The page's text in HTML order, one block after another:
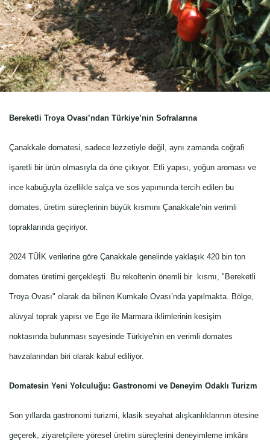
Bereketli Troya Ovası’ndan Türkiye’nin Sofralarına
Çanakkale domatesi, sadece lezzetiyle değil, aynı zamanda coğrafi
işaretli bir ürün olmasıyla da öne çıkıyor. Etli yapısı, yoğun aroması ve
ince kabuğuyla özellikle salça ve sos yapımında tercih edilen bu
domates, üretim süreçlerinin büyük kısmını Çanakkale’nin verimli
topraklarında geçiriyor.
2024 TÜİK verilerine göre Çanakkale genelinde yaklaşık 420 bin ton
domates üretimi gerçekleşti. Bu rekoltenin önemli bir kısmı, "Bereketli
Troya Ovası" olarak da bilinen Kumkale Ovası’nda yapılmakta. Bölge,
alüvyal toprak yapısı ve Ege ile Marmara iklimlerinin kesişim
noktasında bulunması sayesinde Türkiye'nin en verimli domates
havzalarından biri olarak kabul ediliyor.
Domatesin Yeni Yolculuğu: Gastronomi ve Deneyim Odaklı Turizm
Son yıllarda gastronomi turizmi, klasik seyahat alışkanlıklarının ötesine
geçerek, ziyaretçilere yöresel üretim süreçlerini deneyimleme imkânı